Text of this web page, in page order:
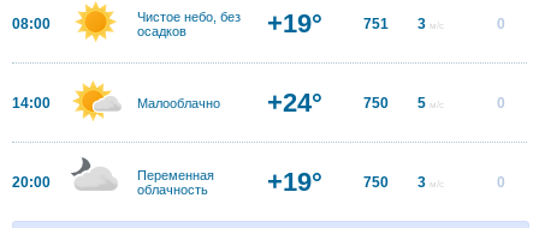
08:00
Чистое небо, без
осадков
+19° 751 3 м/с 0
14:00 Малооблачно +24° 750 5 м/с 0
20:00
Переменная
облачность
+19° 750 3 м/с 0